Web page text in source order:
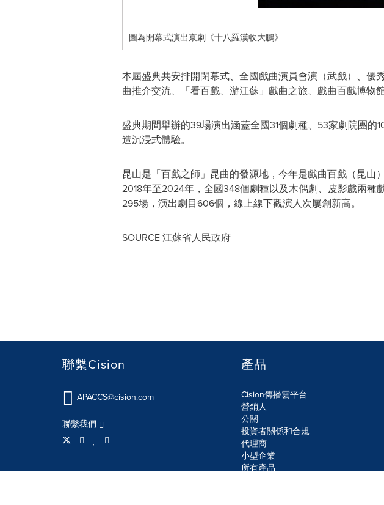
圖為開幕式演出京劇《十八羅漢收大鵬》
本屆盛典共安排開閉幕式、全國戲曲演員會演（武戲）、
曲推介交流、「看百戲、游江蘇」戲曲之旅、戲曲百戲博物
盛典期間舉辦的39場演出涵蓋全國31個劇種、53家劇院團
造沉浸式體驗。
昆山是「百戲之師」昆曲的發源地，今年是戲曲百戲（昆山
2018年至2024年，全國348個劇種以及木偶劇、皮影戲兩
295場，演出劇目606個，線上線下觀演人次屢創新高。
SOURCE 江蘇省人民政府
聯繫Cision
APACCS@cision.com
聯繫我們
產品
Cision傳播雲平台
營銷人
公關
投資者關係和合規
代理商
小型企業
所有產品